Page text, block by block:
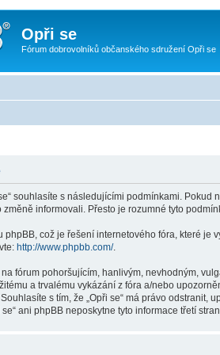
Opři se
Fórum dobrovolníků občanského sdružení Opři se
souhlasíte s následujícími podmínkami.
změně informovali. Přesto je rozumné tyto
phpBB, což je řešení internetového fóra, které je
http://www.phpbb.com/.
fórum pohoršujícím, hanlivým, nevhodným,
a trvalému vykázání z fóra a/nebo
s tím, že „Opři se“ má právo
ani phpBB neposkytne tyto informace třetí